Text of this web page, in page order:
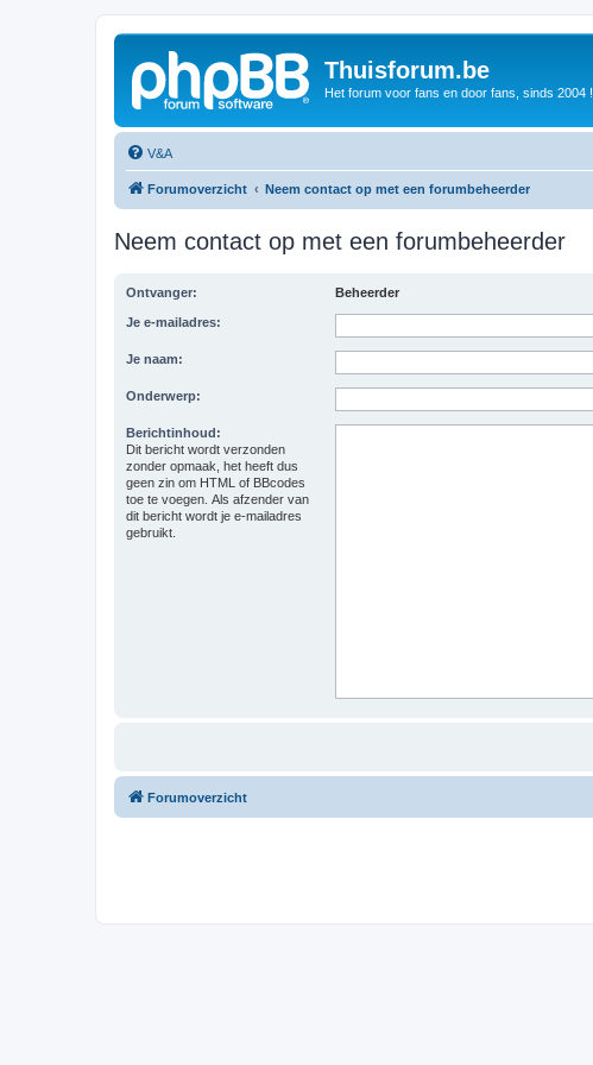
Thuisforum.be
Het forum voor fans en door fans, sinds 2004 !
V&A
Forumoverzicht Neem contact op met een forumbeheerder
Neem contact op met een forumbeheerder
Ontvanger: Beheerder
Je e-mailadres:
Je naam:
Onderwerp:
Berichtinhoud:
Dit bericht wordt verzonden
zonder opmaak, het heeft dus
geen zin om HTML of BBcodes
toe te voegen. Als afzender van
dit bericht wordt je e-mailadres
gebruikt.
Forumoverzicht